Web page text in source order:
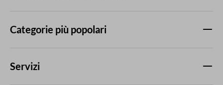
Categorie più popolari
Servizi